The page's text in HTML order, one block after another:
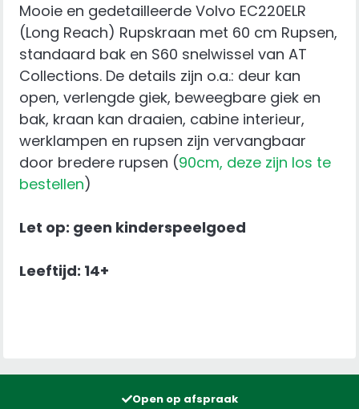
Mooie en gedetailleerde Volvo EC220ELR
(Long Reach) Rupskraan met 60 cm Rupsen,
standaard bak en S60 snelwissel van AT
Collections. De details zijn o.a.: deur kan
open, verlengde giek, beweegbare giek en
bak, kraan kan draaien, cabine interieur,
werklampen en rupsen zijn vervangbaar
door bredere rupsen (90cm, deze zijn los te
bestellen)
Let op: geen kinderspeelgoed
Leeftijd: 14+
Open op afspraak